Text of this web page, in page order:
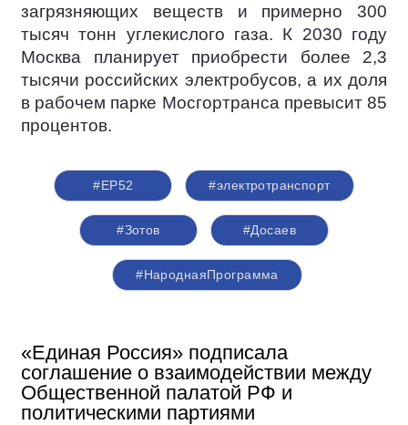
загрязняющих веществ и примерно 300
тысяч тонн углекислого газа. К 2030 году
Москва планирует приобрести более 2,3
тысячи российских электробусов, а их доля
в рабочем парке Мосгортранса превысит 85
процентов.
#ЕР52 #электротранспорт
#Зотов #Досаев
#НароднаяПрограмма
«Единая Россия» подписала
соглашение о взаимодействии между
Общественной палатой РФ и
политическими партиями